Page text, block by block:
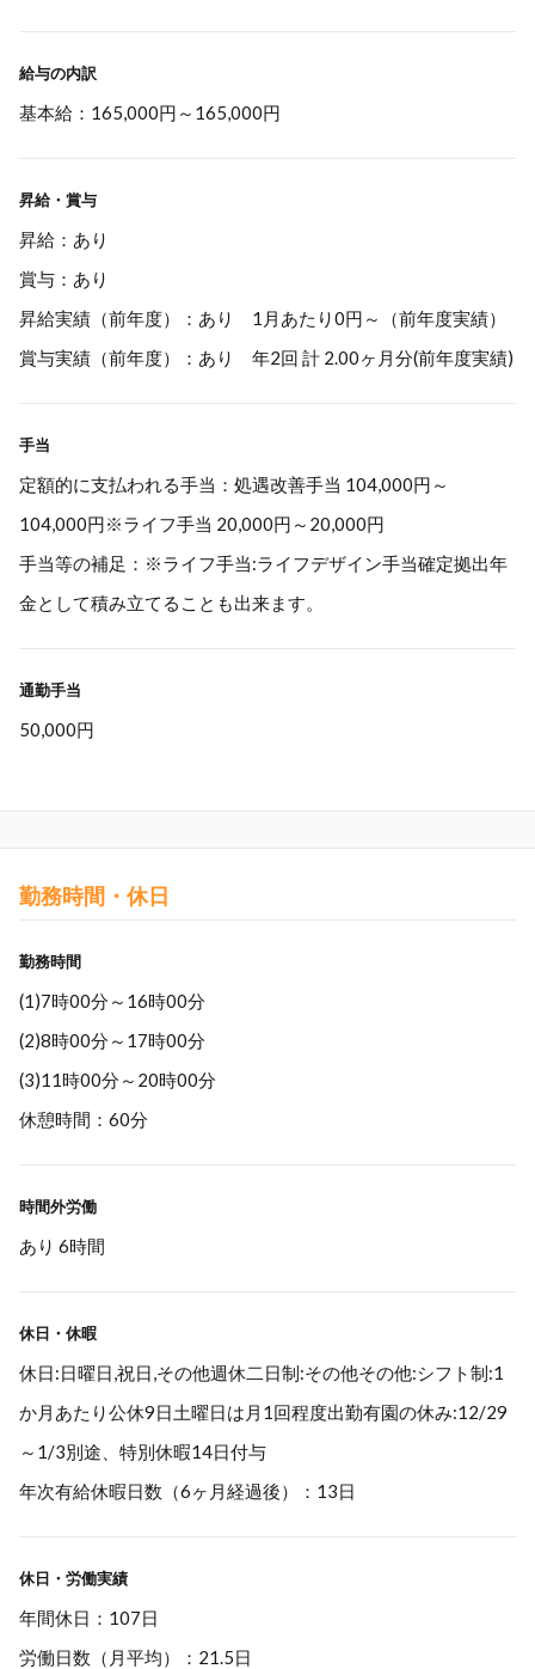
給与の内訳
基本給：165,000円～165,000円
昇給・賞与
昇給：あり
賞与：あり
昇給実績（前年度）：あり 1月あたり0円～（前年度実績）
賞与実績（前年度）：あり 年2回 計 2.00ヶ月分(前年度実績)
手当
定額的に支払われる手当：処遇改善手当 104,000円～
104,000円※ライフ手当 20,000円～20,000円
手当等の補足：※ライフ手当:ライフデザイン手当確定拠出年
金として積み立てることも出来ます。
通勤手当
50,000円
勤務時間・休日
勤務時間
(1)7時00分～16時00分
(2)8時00分～17時00分
(3)11時00分～20時00分
休憩時間：60分
時間外労働
あり 6時間
休日・休暇
休日:日曜日,祝日,その他週休二日制:その他その他:シフト制:1
か月あたり公休9日土曜日は月1回程度出勤有園の休み:12/29
～1/3別途、特別休暇14日付与
年次有給休暇日数（6ヶ月経過後）：13日
休日・労働実績
年間休日：107日
労働日数（月平均）：21.5日